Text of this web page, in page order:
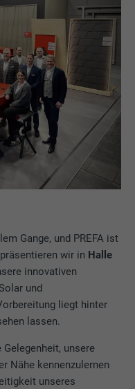
Gange, und PREFA ist
wir in Halle
innovativen
und
liegt hinter
lassen.
unsere
Nähe kennenzulernen
unseres